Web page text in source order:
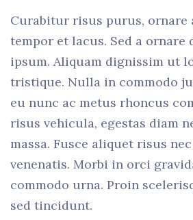
Curabitur risus purus, ornare
tempor et lacus. Sed a ornare
ipsum. Aliquam dignissim ut
tristique. Nulla in commodo
eu nunc ac metus rhoncus
risus vehicula, egestas diam
massa. Fusce aliquet risus
venenatis. Morbi in orci
commodo urna. Proin
sed tincidunt.